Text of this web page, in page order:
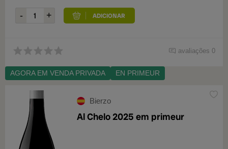
avaliações 0
AGORA EM VENDA PRIVADA EN PRIMEUR
Bierzo
Al Chelo 2025 em primeur